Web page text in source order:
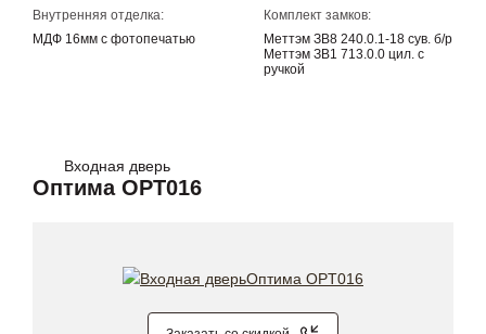
Внутренняя отделка:
МДФ 16мм с фотопечатью
Комплект замков:
Меттэм ЗВ8 240.0.1-18 сув. б/р
Меттэм ЗВ1 713.0.0 цил. с
ручкой
Входная дверь
Оптима OPT016